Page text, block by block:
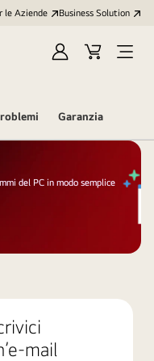
le Aziende Business Solution
AccediCart
Open
Garanzia
del PC in modo semplice
mail